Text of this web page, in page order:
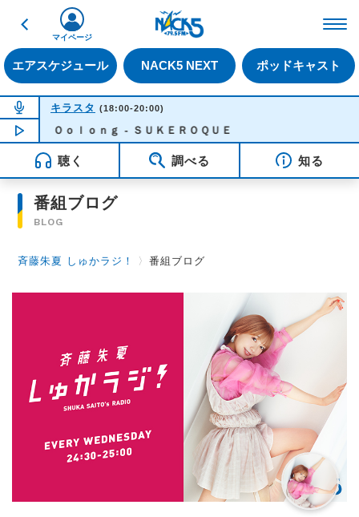
戻る
エアスケジュール NACK5 NEXT ポッドキャスト
マイページ
NOW ON AIR
キラスタ (18:00-20:00)
NOW PLAYING 18:28
Ｏｏｌｏｎｇ - ＳＵＫＥＲＯＱＵＥ
聴く 調べる 知る
番組ブログ
BLOG
斉藤朱夏 しゅかラジ！ 〉番組ブログ